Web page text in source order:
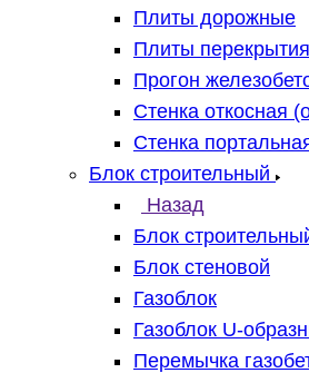
Плиты дорожные
Плиты перекрытия
Прогон
Стенка откосная
Стенка
Блок строительный
Назад
Блок
Блок стеновой
Газоблок
Газоблок U-
Перемычка